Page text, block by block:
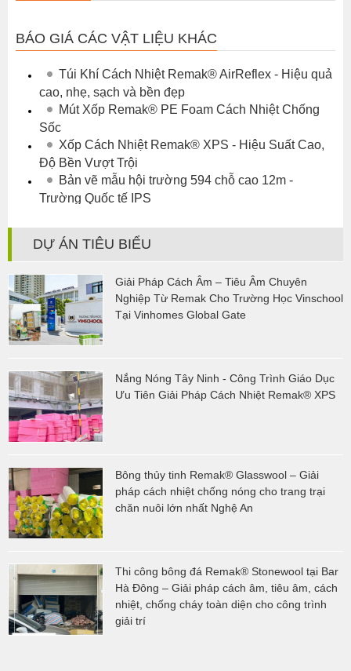
BÁO GIÁ CÁC VẬT LIỆU KHÁC
Túi Khí Cách Nhiệt Remak® AirReflex - Hiệu quả
cao, nhẹ, sạch và bền đẹp
Mút Xốp Remak® PE Foam Cách Nhiệt Chống
Sốc
Xốp Cách Nhiệt Remak® XPS - Hiệu Suất Cao,
Độ Bền Vượt Trội
Bản vẽ mẫu hội trường 594 chỗ cao 12m -
Trường Quốc tế IPS
DỰ ÁN TIÊU BIỂU
Giải Pháp Cách Âm – Tiêu Âm Chuyên
Nghiệp Từ Remak Cho Trường Học Vinschool
Tại Vinhomes Global Gate
Nắng Nóng Tây Ninh - Công Trình Giáo Dục
Ưu Tiên Giải Pháp Cách Nhiệt Remak® XPS
Bông thủy tinh Remak® Glasswool – Giải
pháp cách nhiệt chống nóng cho trang trại
chăn nuôi lớn nhất Nghệ An
Thi công bông đá Remak® Stonewool tại Bar
Hà Đông – Giải pháp cách âm, tiêu âm, cách
nhiệt, chống cháy toàn diện cho công trình
giải trí